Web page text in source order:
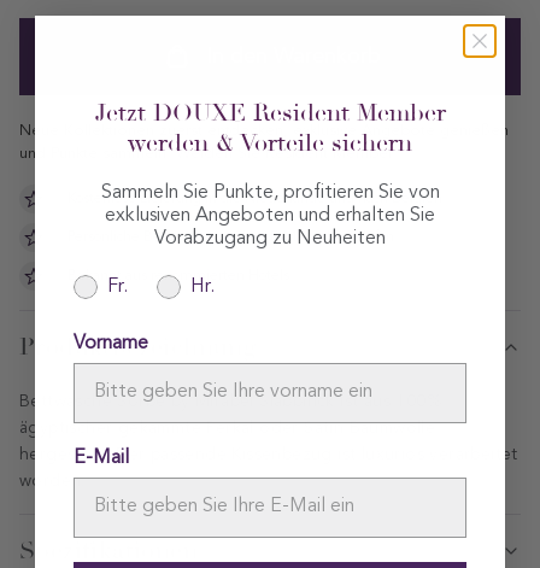
Neue Kollektionen zuerst entdecken, exklusive Angebote genießen
und Punkte sammeln. Werden Sie Resident Member.
Kostenlose Lieferung in die Niederlande und nach Belgien
Persönliche Beratung per Chat, E-Mail oder Telefon
Bekannt aus renommierten Hotels
Produktbezeichnung
Bettwäsche Sorbe by Mirabel Slabbinck ist aus 100%
ägyptischer gekämmte Perkal oder Satin Baumwolle
hergestellt. Der passende Kissenbezug ist luxuriös verarbeitet
worden.
Spezifikationen
Jetzt DOUXE Resident Member
werden & Vorteile sichern
Sammeln Sie Punkte, profitieren Sie von
exklusiven Angeboten und erhalten Sie
Vorabzugang zu Neuheiten
Fr. Hr.
Vorname
E-Mail